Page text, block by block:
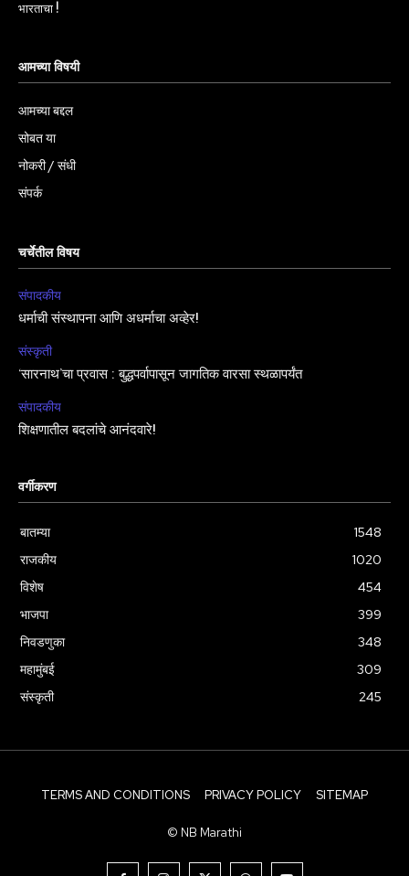
भारताचा !
आमच्या विषयी
आमच्या बद्दल
सोबत या
नोकरी / संधी
संपर्क
चर्चेतील विषय
संपादकीय
धर्माची संस्थापना आणि अधर्माचा अव्हेर!
संस्कृती
‘सारनाथ’चा प्रवास : बुद्धपर्वापासून जागतिक वारसा स्थळापर्यंत
संपादकीय
शिक्षणातील बदलांचे आनंदवारे!
वर्गीकरण
बातम्या
1548
राजकीय
1020
विशेष
454
भाजपा
399
निवडणुका
348
महामुंबई
309
संस्कृती
245
TERMS AND CONDITIONS PRIVACY POLICY SITEMAP
© NB Marathi